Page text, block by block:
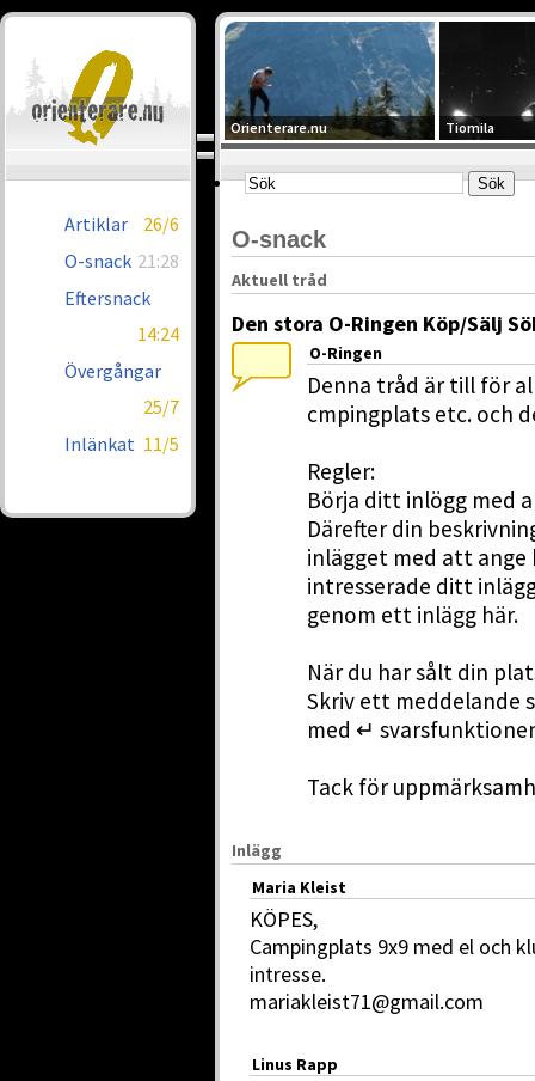
Artiklar
26/6
O-snack 21:28
Eftersnack
14:24
Övergångar
25/7
Inlänkat 11/5
Orienterare.nu Tiomila
O-snack
Aktuell tråd
Den stora O-Ringen Köp/Sälj
O-Ringen
Denna tråd är till för
cmpingplats etc. och
Regler:
Börja ditt inlögg med
Därefter din
inlägget med att ange
intresserade ditt
genom ett inlägg här.
När du har sålt din
Skriv ett meddelande
med ↵
Tack för
Inlägg
Maria Kleist
KÖPES,
Campingplats 9x9 med el och
intresse.
mariakleist71@gmail.com
Linus Rapp